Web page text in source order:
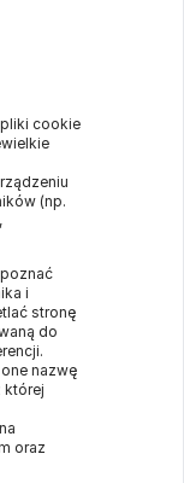
cookie
(np.
i
stronę
do
nazwę
której
oraz